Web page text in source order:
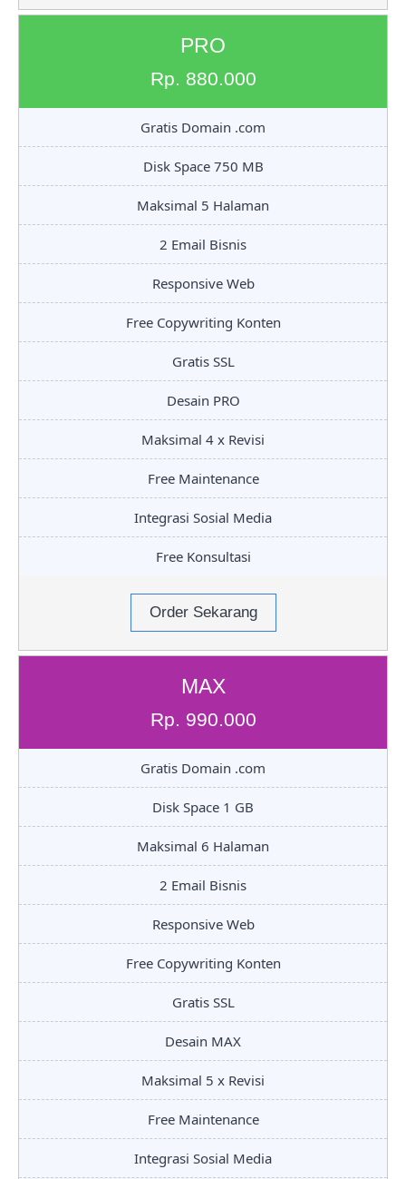
PRO
Rp. 880.000
Gratis Domain .com
Disk Space 750 MB
Maksimal 5 Halaman
2 Email Bisnis
Responsive Web
Free Copywriting Konten
Gratis SSL
Desain PRO
Maksimal 4 x Revisi
Free Maintenance
Integrasi Sosial Media
Free Konsultasi
Order Sekarang
MAX
Rp. 990.000
Gratis Domain .com
Disk Space 1 GB
Maksimal 6 Halaman
2 Email Bisnis
Responsive Web
Free Copywriting Konten
Gratis SSL
Desain MAX
Maksimal 5 x Revisi
Free Maintenance
Integrasi Sosial Media